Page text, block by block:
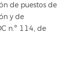
de puestos de
y de
n.º 114, de